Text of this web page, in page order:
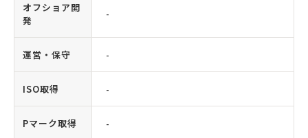
オフショア開
発
-
運営・保守 -
ISO取得 -
Pマーク取得 -